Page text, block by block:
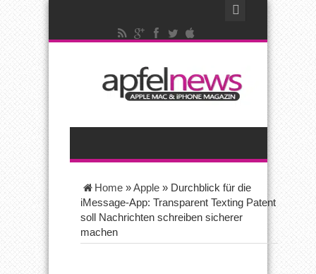
Home »Apple » Durchblick für die
iMessage-App: Transparent Texting Patent
soll Nachrichten schreiben sicherer
machen